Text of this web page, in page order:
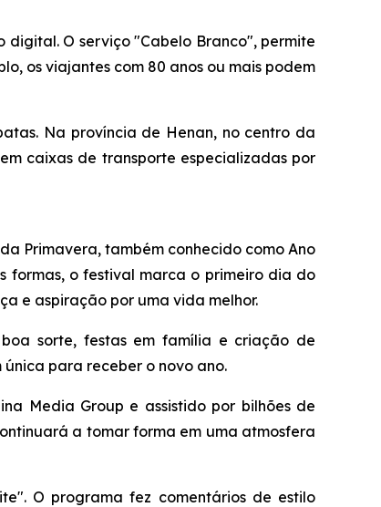
O serviço "Cabelo Branco", permite
os viajantes com 80 anos ou mais podem
Na província de Henan, no centro da
caixas de transporte especializadas por
Primavera, também conhecido como Ano
formas, o festival marca o primeiro dia do
e aspiração por uma vida melhor.
boa sorte, festas em família e criação de
para receber o novo ano.
Media Group e assistido por bilhões de
a tomar forma em uma atmosfera
O programa fez comentários de estilo